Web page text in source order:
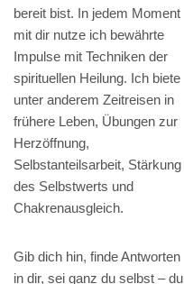
bereit bist. In jedem Moment
mit dir nutze ich bewährte
Impulse mit Techniken der
spirituellen Heilung. Ich biete
unter anderem Zeitreisen in
frühere Leben, Übungen zur
Herzöffnung,
Selbstanteilsarbeit, Stärkung
des Selbstwerts und
Chakrenausgleich.
Gib dich hin, finde Antworten
in dir, sei ganz du selbst – du